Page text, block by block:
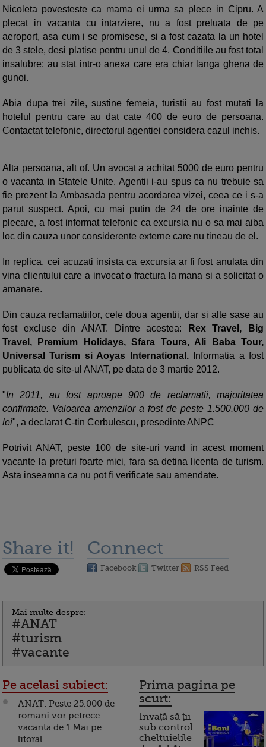
Nicoleta povesteste ca mama ei urma sa plece in Cipru. A
plecat in vacanta cu intarziere, nu a fost preluata de pe
aeroport, asa cum i se promisese, si a fost cazata la un hotel
de 3 stele, desi platise pentru unul de 4. Conditiile au fost total
insalubre: au stat intr-o anexa care era chiar langa ghena de
gunoi.
Abia dupa trei zile, sustine femeia, turistii au fost mutati la
hotelul pentru care au dat cate 400 de euro de persoana.
Contactat telefonic, directorul agentiei considera cazul inchis.
Alta persoana, alt of. Un avocat a achitat 5000 de euro pentru
o vacanta in Statele Unite. Agentii i-au spus ca nu trebuie sa
fie prezent la Ambasada pentru acordarea vizei, ceea ce i s-a
parut suspect. Apoi, cu mai putin de 24 de ore inainte de
plecare, a fost informat telefonic ca excursia nu o sa mai aiba
loc din cauza unor considerente externe care nu tineau de el.
In replica, cei acuzati insista ca excursia ar fi fost anulata din
vina clientului care a invocat o fractura la mana si a solicitat o
amanare.
Din cauza reclamatiilor, cele doua agentii, dar si alte sase au
fost excluse din ANAT. Dintre acestea:
Rex Travel, Big
Travel, Premium Holidays, Sfara Tours, Ali Baba Tour,
Universal Turism si Aoyas International.Informatia a fost
publicata de site-ul ANAT, pe data de 3 martie 2012.
"In 2011, au fost aproape 900 de reclamatii, majoritatea
confirmate. Valoarea amenzilor a fost de peste 1.500.000 de
lei", a declarat C-tin Cerbulescu, presedinte ANPC
Potrivit ANAT, peste 100 de site-uri vand in acest moment
vacante la preturi foarte mici, fara sa detina licenta de turism.
Asta inseamna ca nu pot fi verificate sau amendate.
Share it! Connect
Facebook Twitter RSS Feed
Mai multe despre:
#ANAT
#turism
#vacante
Pe acelasi subiect:
ANAT: Peste 25.000 de
romani vor petrece
vacanta de 1 Mai pe
litoral
Prima pagina pe
scurt:
Invață să ții
sub control
cheltuielile